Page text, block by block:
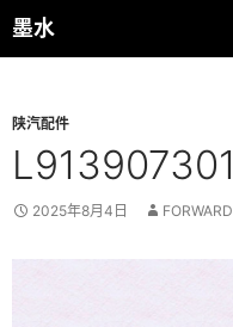
跳
至
墨水
搜
索
陕汽配件
L913907301
2025年8月4日 FORWARD